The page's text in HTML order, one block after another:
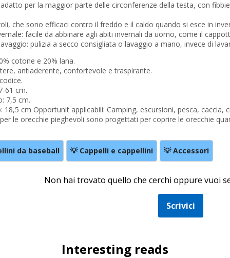
per la maggior parte delle circonferenze della testa, con
che sono efficaci contro il freddo e il caldo quando si esce in
facile da abbinare agli abiti invernali da uomo, come il
pulizia a secco consigliata o lavaggio a mano, invece di
cotone e 20% lana.
antiaderente, confortevole e traspirante.
61 cm.
7,5 cm.
18,5 cm Opportunit applicabili: Camping, escursioni, pesca,
le orecchie pieghevoli sono progettati per coprire le orecchie
da baseball 💡 Cappelli e cappellini 💡 Accessori
Non hai trovato quello che cerchi oppure vuoi
Scrivici
Interesting reads